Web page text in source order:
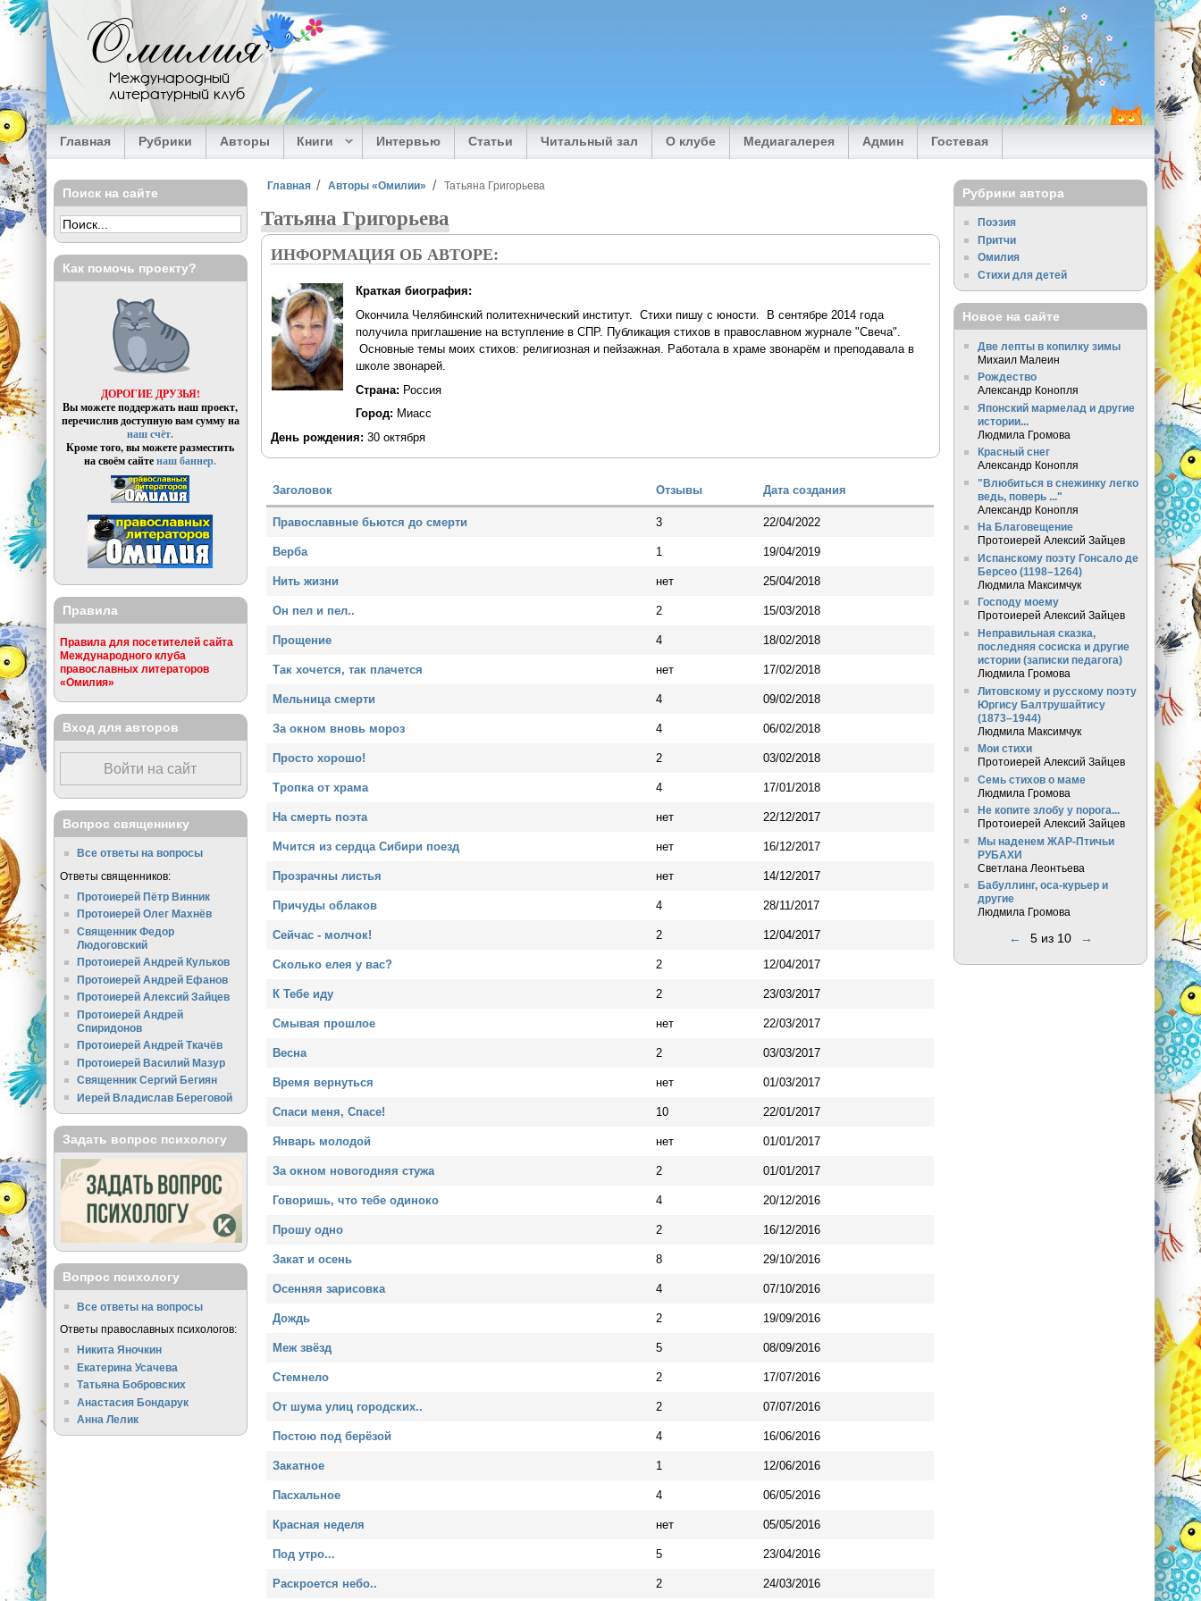
Перейти к основному содержанию
Омилия
Международный
литературный клуб
Главная Рубрики Авторы Книги Интервью Статьи Читальный зал О клубе Медиагалерея Админ Гостевая
Вы здесь
Главная Авторы «Омилии» Татьяна Григорьева
Татьяна Григорьева
ИНФОРМАЦИЯ ОБ АВТОРЕ:
Краткая биография:
Окончила Челябинский политехнический институт. Стихи пишу с юности. В сентябре 2014 года
получила приглашение на вступление в СПР. Публикация стихов в православном журнале "Свеча".
Основные темы моих стихов: религиозная и пейзажная. Работала в храме звонарём и преподавала в
школе звонарей.
Страна: Россия
Город: Миасс
День рождения:30 октября
Заголовок Отзывы Дата создания
Православные бьются до смерти 3 22/04/2022
Верба 1 19/04/2019
Нить жизни нет 25/04/2018
Он пел и пел.. 2 15/03/2018
Прощение 4 18/02/2018
Так хочется, так плачется нет 17/02/2018
Мельница смерти 4 09/02/2018
За окном вновь мороз 4 06/02/2018
Просто хорошо! 2 03/02/2018
Тропка от храма 4 17/01/2018
На смерть поэта нет 22/12/2017
Мчится из сердца Сибири поезд нет 16/12/2017
Прозрачны листья нет 14/12/2017
Причуды облаков 4 28/11/2017
Сейчас - молчок! 2 12/04/2017
Сколько елея у вас? 2 12/04/2017
К Тебе иду 2 23/03/2017
Смывая прошлое нет 22/03/2017
Весна 2 03/03/2017
Время вернуться нет 01/03/2017
Спаси меня, Спасе! 10 22/01/2017
Январь молодой нет 01/01/2017
За окном новогодняя стужа 2 01/01/2017
Говоришь, что тебе одиноко 4 20/12/2016
Прошу одно 2 16/12/2016
Закат и осень 8 29/10/2016
Осенняя зарисовка 4 07/10/2016
Дождь 2 19/09/2016
Меж звёзд 5 08/09/2016
Стемнело 2 17/07/2016
От шума улиц городских.. 2 07/07/2016
Постою под берёзой 4 16/06/2016
Закатное 1 12/06/2016
Пасхальное 4 06/05/2016
Красная неделя нет 05/05/2016
Под утро... 5 23/04/2016
Раскроется небо.. 2 24/03/2016
Поиск на сайте
Как помочь проекту?
ДОРОГИЕ ДРУЗЬЯ!
Вы можете поддержать наш проект,
перечислив доступную вам сумму на
наш счёт.
Кроме того, вы можете разместить
на своём сайтенаш баннер.
Правила
Правила для посетителей сайта
Международного клуба
православных литераторов
«Омилия»
Вход для авторов
Войти на сайт
Вопрос священнику
Все ответы на вопросы
Ответы священников:
Протоиерей Пётр Винник
Протоиерей Олег Махнёв
Священник Федор
Людоговский
Протоиерей Андрей Кульков
Протоиерей Андрей Ефанов
Протоиерей Алексий Зайцев
Протоиерей Андрей
Спиридонов
Протоиерей Андрей Ткачёв
Протоиерей Василий Мазур
Священник Сергий Бегиян
Иерей Владислав Береговой
Задать вопрос психологу
Вопрос психологу
Все ответы на вопросы
Ответы православных психологов:
Никита Яночкин
Екатерина Усачева
Татьяна Бобровских
Анастасия Бондарук
Анна Лелик
Рубрики автора
Поэзия
Притчи
Омилия
Стихи для детей
Новое на сайте
Две лепты в копилку зимы
Михаил Малеин
Рождество
Александр Конопля
Японский мармелад и другие
истории...
Людмила Громова
Красный снег
Александр Конопля
"Влюбиться в снежинку легко
ведь, поверь ..."
Александр Конопля
На Благовещение
Протоиерей Алексий Зайцев
Испанскому поэту Гонсало де
Берсео (1198–1264)
Людмила Максимчук
Господу моему
Протоиерей Алексий Зайцев
Неправильная сказка,
последняя сосиска и другие
истории (записки педагога)
Людмила Громова
Литовскому и русскому поэту
Юргису Балтрушайтису
(1873–1944)
Людмила Максимчук
Мои стихи
Протоиерей Алексий Зайцев
Семь стихов о маме
Людмила Громова
Не копите злобу у порога...
Протоиерей Алексий Зайцев
Мы наденем ЖАР-Птичьи
РУБАХИ
Светлана Леонтьева
Бабуллинг, оса-курьер и
другие
Людмила Громова
← 5 из 10 →